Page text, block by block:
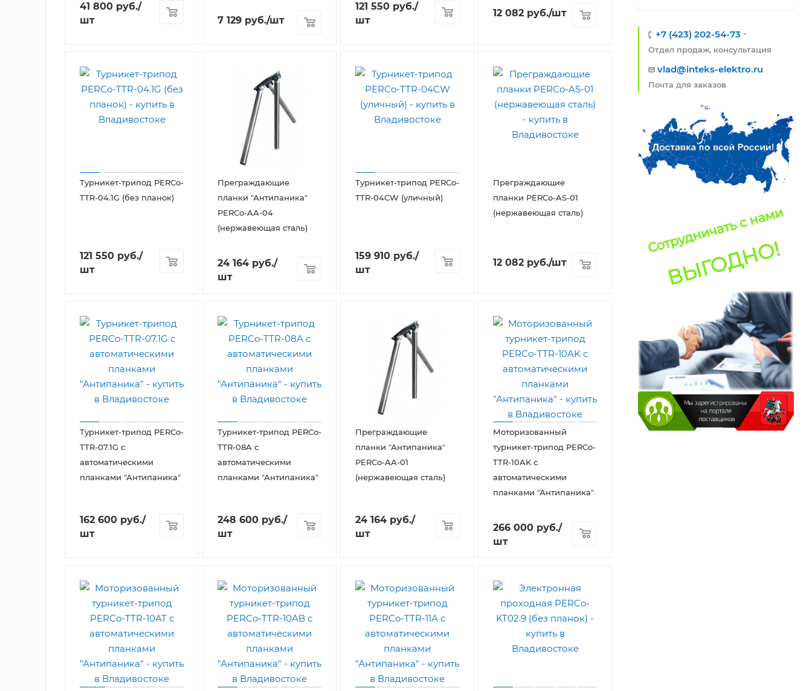
41 800 руб./
шт
7 129 руб./шт
121 550 руб./
шт
12 082 руб./шт
Турникет-трипод PERCo-
TTR-04.1G (без планок)
121 550 руб./
шт
Преграждающие
планки "Антипаника"
PERCo-AA-04
(нержавеющая сталь)
24 164 руб./
шт
Турникет-трипод PERCo-
TTR-04CW (уличный)
159 910 руб./
шт
Преграждающие
планки PERCo-AS-01
(нержавеющая сталь)
12 082 руб./шт
Турникет-трипод PERCo-
TTR-07.1G с
автоматическими
планками "Антипаника"
162 600 руб./
шт
Турникет-трипод PERCo-
TTR-08A с
автоматическими
планками "Антипаника"
248 600 руб./
шт
Преграждающие
планки "Антипаника"
PERCo-AA-01
(нержавеющая сталь)
24 164 руб./
шт
Моторизованный
турникет-трипод PERCo-
TTR-10AK с
автоматическими
планками "Антипаника"
266 000 руб./
шт
+7 (423) 202-54-73
Отдел продаж, консультация
vlad@inteks-elektro.ru
Почта для заказов